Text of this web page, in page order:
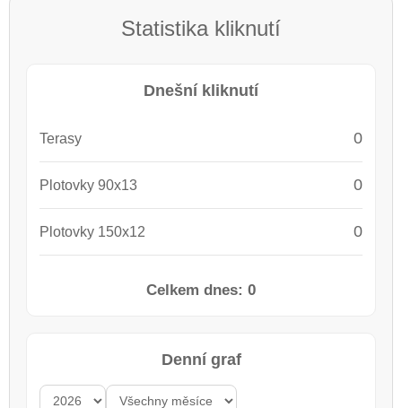
Statistika kliknutí
Dnešní kliknutí
Terasy 0
Plotovky 90x13 0
Plotovky 150x12 0
Celkem dnes: 0
Denní graf